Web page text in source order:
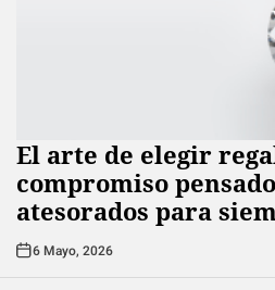
El arte de elegir
compromiso
atesorados para
6 Mayo, 2026